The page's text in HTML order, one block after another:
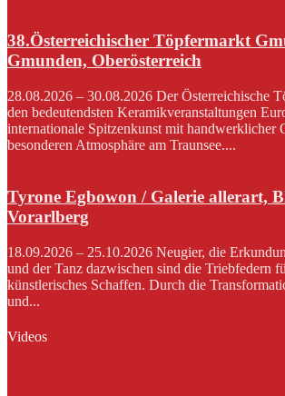
38.Österreichischer Töpfermarkt
Gmunden, Oberösterreich
28.08.2026 – 30.08.2026 Der Österreichische
den bedeutendsten Keramikveranstaltungen
internationale Spitzenkunst mit handwerklicher
besonderen Atmosphäre am Traunsee....
Tyrone Egbowon / Galerie allerart,
Vorarlberg
18.09.2026 – 25.10.2026 Neugier, die
und der Tanz dazwischen sind die Triebfedern
künstlerisches Schaffen. Durch die
und...
Videos